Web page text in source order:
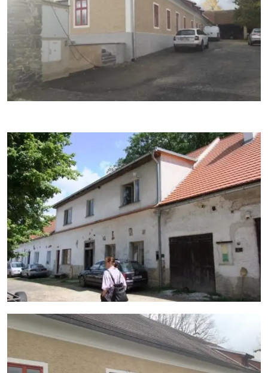
- rekonstrukce stavby zahrnovala také předzahrádku
objektu při východním štítu a přeložku NN
- v hospodářském traktu objektu se zajišťovaly klenby,
kompletně opravovaly povrchy stěn, byly nově
upraveny podlahy, prostor byl upraven tak, aby z větší
části mohl sloužit pro ustájení dobytka – stáda ovcí,
které se využívá k údržbě pozemků v okolí hradu
údržbářská dílna, která byla také kompletně stavebně
obnovena a garáž pro služební vozidlo správy hradu